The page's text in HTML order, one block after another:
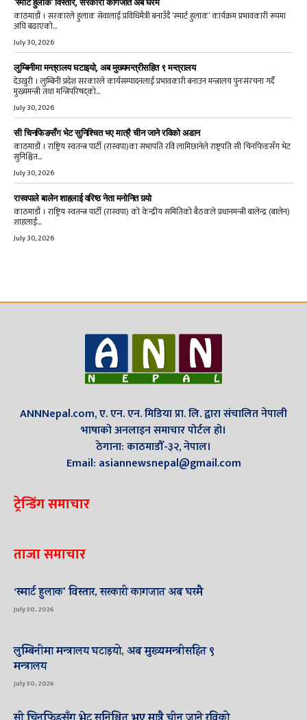
‘स्मार्ट हुलाक’ विस्तार, सरकारी कागजात अब घरमै
काठमाडौं । सरकारले हुलाक सेवालाई प्रविधिमैत्री बनाउँदै ‘स्मार्ट हुलाक’ कार्यक्रम प्रभावकारी रूपमा
अघि बढाएको...
July 30, 2026
लुम्बिनीमा मन्त्रालय घटाइयो, अब मुख्यमन्त्रीसहित ९ मन्त्रालय
देउखुरी । लुम्बिनी प्रदेश सरकारले कार्यसम्पादनलाई प्रभावकारी बनाउन मन्त्रालय पुनःसंरचना गर्दै
मुख्यमन्त्री तथा मन्त्रिपरिषद्को...
July 30, 2026
सी चिनफिङसँग भेट सुनिश्चित भए मात्रै चीन जाने रविको अडान
काठमाडौं । राष्ट्रिय स्वतन्त्र पार्टी (रास्वपा)का सभापति रवि लामिछानेले राष्ट्रपति सी चिनफिङसँग भेट
सुनिश्चित...
July 30, 2026
रास्वपाले बालेन शाहलाई वरिष्ठ नेता मनोनित गर्‍यो
काठमाडौं । राष्ट्रिय स्वतन्त्र पार्टी (रास्वपा) को केन्द्रीय समितिको बैठकले प्रधानमन्त्री बालेन्द्र (बालेन)
शाहलाई...
July 30, 2026
ANNNepal.com, ए. एन. एन. मिडिया प्रा. लि. द्वारा संचालित नेपाली
भाषाको अनलाइन समाचार पोर्टल हो।
ठेगाना: काठमाडौँ-३२, नेपाल।
Email: asiannewsnepal@gmail.com
ट्रेन्डिंग समाचार
ताजा समाचार
‘स्मार्ट हुलाक’ विस्तार, सरकारी कागजात अब घरमै
July 30, 2026
लुम्बिनीमा मन्त्रालय घटाइयो, अब मुख्यमन्त्रीसहित ९
मन्त्रालय
July 30, 2026